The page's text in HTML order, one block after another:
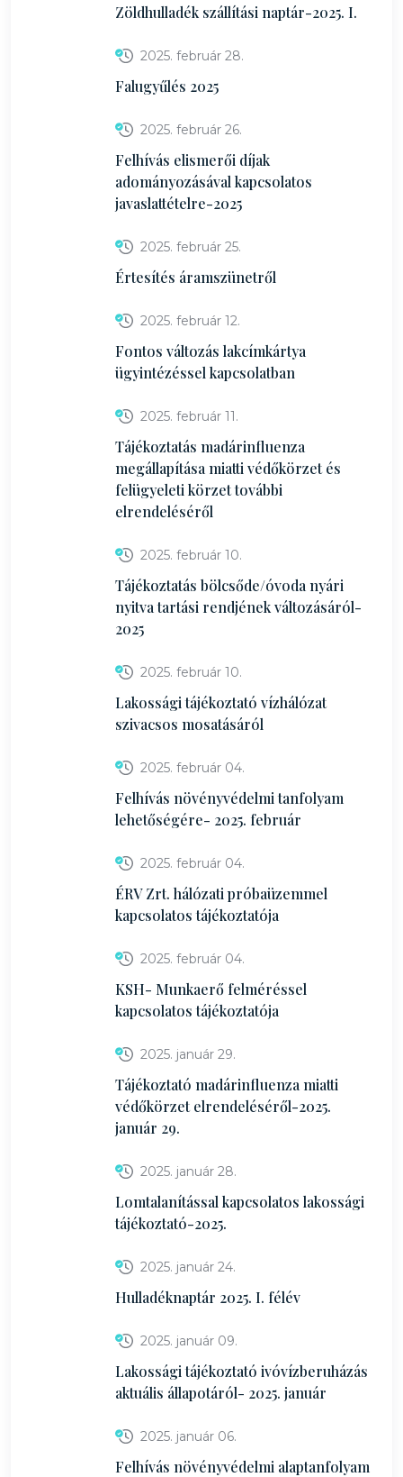
Zöldhulladék szállítási naptár-2025. I.
2025. február 28.
Falugyűlés 2025
2025. február 26.
Felhívás elismerői díjak
adományozásával kapcsolatos
javaslattételre-2025
2025. február 25.
Értesítés áramszünetről
2025. február 12.
Fontos változás lakcímkártya
ügyintézéssel kapcsolatban
2025. február 11.
Tájékoztatás madárinfluenza
megállapítása miatti védőkörzet és
felügyeleti körzet további
elrendeléséről
2025. február 10.
Tájékoztatás bölcsőde/óvoda nyári
nyitva tartási rendjének változásáról-
2025
2025. február 10.
Lakossági tájékoztató vízhálózat
szivacsos mosatásáról
2025. február 04.
Felhívás növényvédelmi tanfolyam
lehetőségére- 2025. február
2025. február 04.
ÉRV Zrt. hálózati próbaüzemmel
kapcsolatos tájékoztatója
2025. február 04.
KSH- Munkaerő felméréssel
kapcsolatos tájékoztatója
2025. január 29.
Tájékoztató madárinfluenza miatti
védőkörzet elrendeléséről-2025.
január 29.
2025. január 28.
Lomtalanítással kapcsolatos lakossági
tájékoztató-2025.
2025. január 24.
Hulladéknaptár 2025. I. félév
2025. január 09.
Lakossági tájékoztató ivóvízberuházás
aktuális állapotáról- 2025. január
2025. január 06.
Felhívás növényvédelmi alaptanfolyam